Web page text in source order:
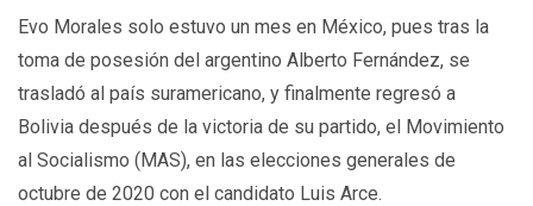
Evo Morales solo estuvo un mes en México, pues tras la
toma de posesión del argentino Alberto Fernández, se
trasladó al país suramericano, y finalmente regresó a
Bolivia después de la victoria de su partido, el Movimiento
al Socialismo (MAS), en las elecciones generales de
octubre de 2020 con el candidato Luis Arce.